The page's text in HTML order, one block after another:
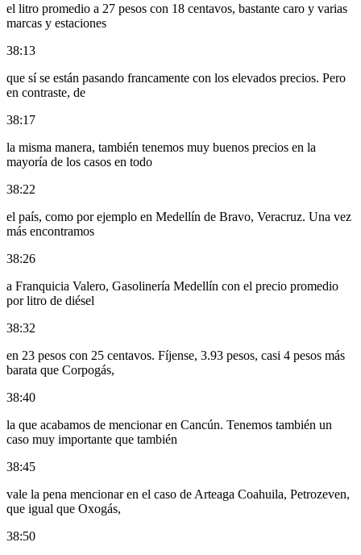
el litro promedio a 27 pesos con 18 centavos, bastante caro y varias
marcas y estaciones
38:13
que sí se están pasando francamente con los elevados precios. Pero
en contraste, de
38:17
la misma manera, también tenemos muy buenos precios en la
mayoría de los casos en todo
38:22
el país, como por ejemplo en Medellín de Bravo, Veracruz. Una vez
más encontramos
38:26
a Franquicia Valero, Gasolinería Medellín con el precio promedio
por litro de diésel
38:32
en 23 pesos con 25 centavos. Fíjense, 3.93 pesos, casi 4 pesos más
barata que Corpogás,
38:40
la que acabamos de mencionar en Cancún. Tenemos también un
caso muy importante que también
38:45
vale la pena mencionar en el caso de Arteaga Coahuila, Petrozeven,
que igual que Oxogás,
38:50